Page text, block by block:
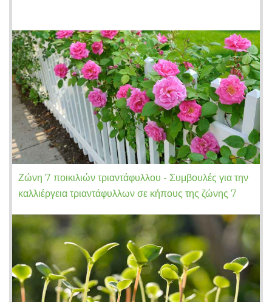
Ζώνη 7 ποικιλιών τριαντάφυλλου - Συμβουλές για την
καλλιέργεια τριαντάφυλλων σε κήπους της ζώνης 7